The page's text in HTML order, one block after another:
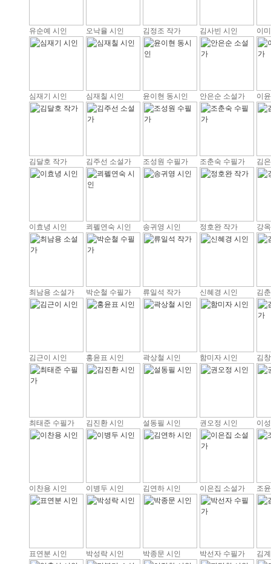
유순예 시인 오낙율 시인 김정조 작가 김사빈 시인 이
심재기 시인 심재칠 시인 윤이현 동시인 안은순 소설가 이
김달호 작가 김주선 소설가 조성원 수필가 조춘숙 수필가 김
이효녕 시인 쾨펠연숙 시인 송귀영 시인 정호완 작가 강
최남용 소설가 박순철 수필가 류일석 작가 신혜경 시인 김
김근이 시인 홍윤표 시인 곽상철 시인 함미자 시인 김
최태준 수필가 김진환 시인 설동필 시인 권오정 시인 이
이찬용 시인 이병두 시인 김연하 시인 이은집 소설가 조
표연분 시인 박성락 시인 박종문 시인 박선자 수필가 김